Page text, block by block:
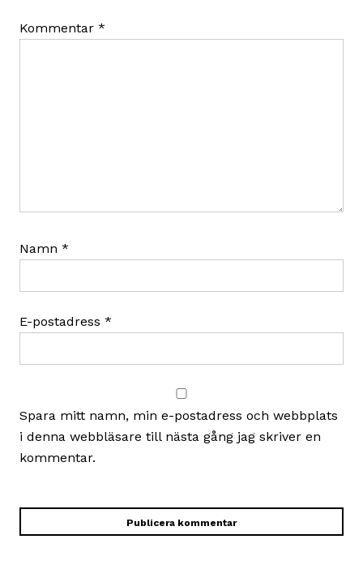
Kommentar *
Namn *
E-postadress *
Spara mitt namn, min e-postadress och webbplats
i denna webbläsare till nästa gång jag skriver en
kommentar.